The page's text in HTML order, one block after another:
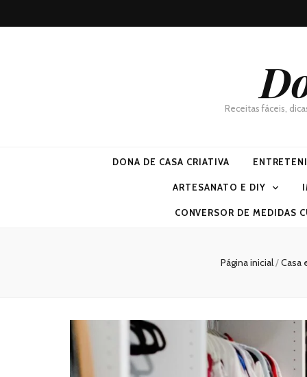
Receitas fáceis,
DONA DE CASA CRIATIVA
ARTESANATO E DIY
CONVERSOR DE MEDIDAS
Página inicial/Casa